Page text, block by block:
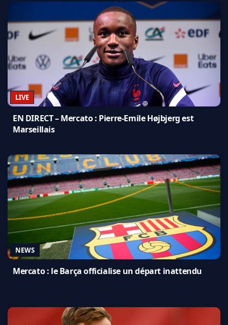
LIVE
EN DIRECT – Mercato : Pierre-Emile Højbjerg est
Marseillais
NEWS
Mercato : le Barça officialise un départ inattendu